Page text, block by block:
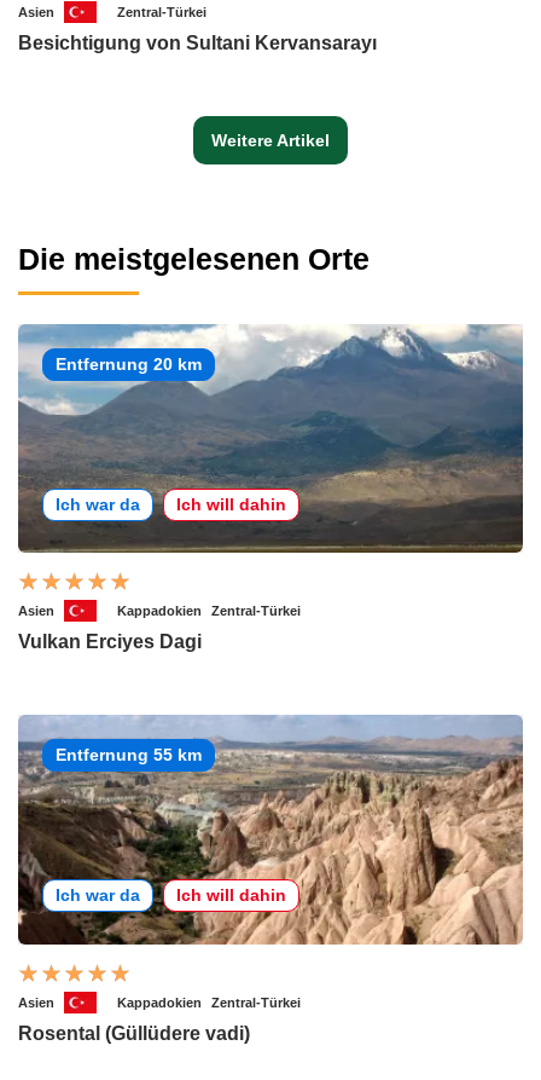
Asien Zentral-Türkei
Besichtigung von Sultani Kervansarayı
Weitere Artikel
Die meistgelesenen Orte
Entfernung 20 km
Ich war da Ich will dahin
Asien Kappadokien Zentral-Türkei
Vulkan Erciyes Dagi
Entfernung 55 km
Ich war da Ich will dahin
Asien Kappadokien Zentral-Türkei
Rosental (Güllüdere vadi)